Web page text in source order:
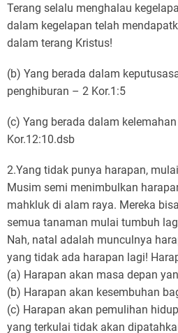
Terang selalu menghalau
dalam kegelapan telah
dalam terang Kristus!
(b) Yang berada dalam
penghiburan – 2 Kor.1:5
(c) Yang berada dalam
Kor.12:10.dsb
2.Yang tidak punya harapan,
Musim semi menimbulkan
mahkluk di alam raya. Mereka
semua tanaman mulai tumbuh
Nah, natal adalah munculnya
yang tidak ada harapan lagi!
(a) Harapan akan masa depan
(b) Harapan akan kesembuhan
(c) Harapan akan pemulihan
yang terkulai tidak akan